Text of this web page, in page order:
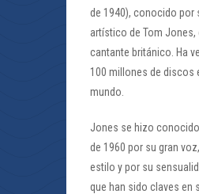
de 1940), conocido por
artístico de Tom Jones,
cantante británico. Ha
100 millones de discos
mundo.
Jones se hizo
de 1960 por su gran
estilo y por su
que han sido claves en